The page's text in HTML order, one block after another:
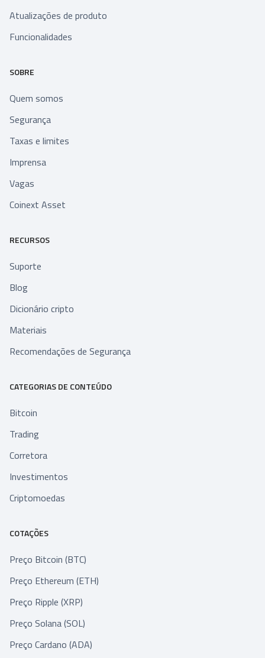
Atualizações de produto
Funcionalidades
SOBRE
Quem somos
Segurança
Taxas e limites
Imprensa
Vagas
Coinext Asset
RECURSOS
Suporte
Blog
Dicionário cripto
Materiais
Recomendações de Segurança
CATEGORIAS DE CONTEÚDO
Bitcoin
Trading
Corretora
Investimentos
Criptomoedas
COTAÇÕES
Preço Bitcoin (BTC)
Preço Ethereum (ETH)
Preço Ripple (XRP)
Preço Solana (SOL)
Preço Cardano (ADA)